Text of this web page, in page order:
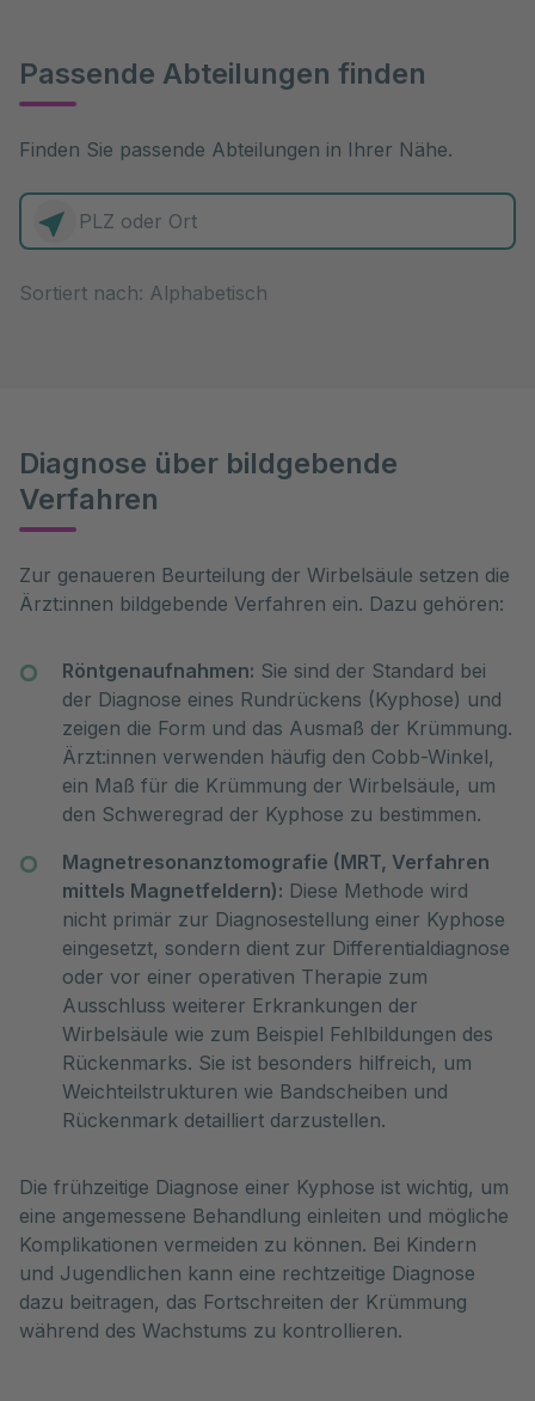
Passende Abteilungen finden
Finden Sie passende Abteilungen in Ihrer Nähe.
Diagnose über bildgebende
Verfahren
Zur genaueren Beurteilung der Wirbelsäule setzen die
Ärzt:innen bildgebende Verfahren ein. Dazu gehören:
Röntgenaufnahmen: Sie sind der Standard bei
der Diagnose eines Rundrückens (Kyphose) und
zeigen die Form und das Ausmaß der Krümmung.
Ärzt:innen verwenden häufig den Cobb-Winkel,
ein Maß für die Krümmung der Wirbelsäule, um
den Schweregrad der Kyphose zu bestimmen.
Magnetresonanztomografie (MRT, Verfahren
mittels Magnetfeldern): Diese Methode wird
nicht primär zur Diagnosestellung einer Kyphose
eingesetzt, sondern dient zur Differentialdiagnose
oder vor einer operativen Therapie zum
Ausschluss weiterer Erkrankungen der
Wirbelsäule wie zum Beispiel Fehlbildungen des
Rückenmarks. Sie ist besonders hilfreich, um
Weichteilstrukturen wie Bandscheiben und
Rückenmark detailliert darzustellen.
Die frühzeitige Diagnose einer Kyphose ist wichtig, um
eine angemessene Behandlung einleiten und mögliche
Komplikationen vermeiden zu können. Bei Kindern
und Jugendlichen kann eine rechtzeitige Diagnose
dazu beitragen, das Fortschreiten der Krümmung
während des Wachstums zu kontrollieren.